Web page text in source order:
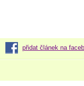
přidat článek na